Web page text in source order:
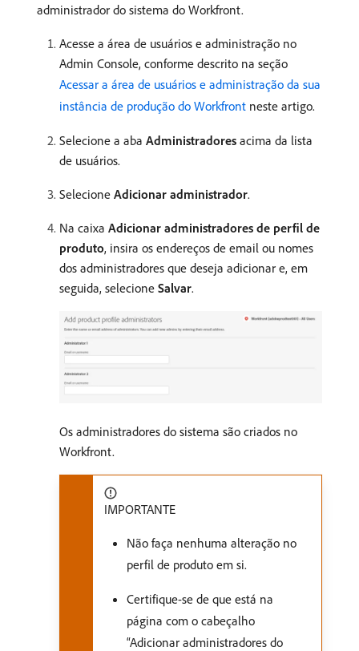
administrador do sistema do Workfront.
Acesse a área de usuários e administração no
Admin Console, conforme descrito na seção
Acessar a área de usuários e administração da sua
instância de produção do Workfront neste artigo.
Selecione a aba Administradores acima da lista
de usuários.
Selecione Adicionar administrador.
Na caixa Adicionar administradores de perfil de
produto, insira os endereços de email ou nomes
dos administradores que deseja adicionar e, em
seguida, selecione Salvar.
Os administradores do sistema são criados no
Workfront.
IMPORTANTE
Não faça nenhuma alteração no
perfil de produto em si.
Certifique-se de que está na
página com o cabeçalho
“Adicionar administradores do